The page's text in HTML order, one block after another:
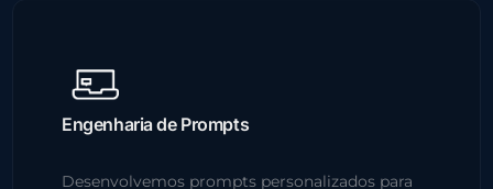
Engenharia de Prompts
Desenvolvemos prompts personalizados para